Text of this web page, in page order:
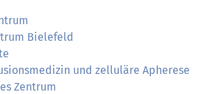
Bielefeld
und zelluläre Apherese
Zentrum